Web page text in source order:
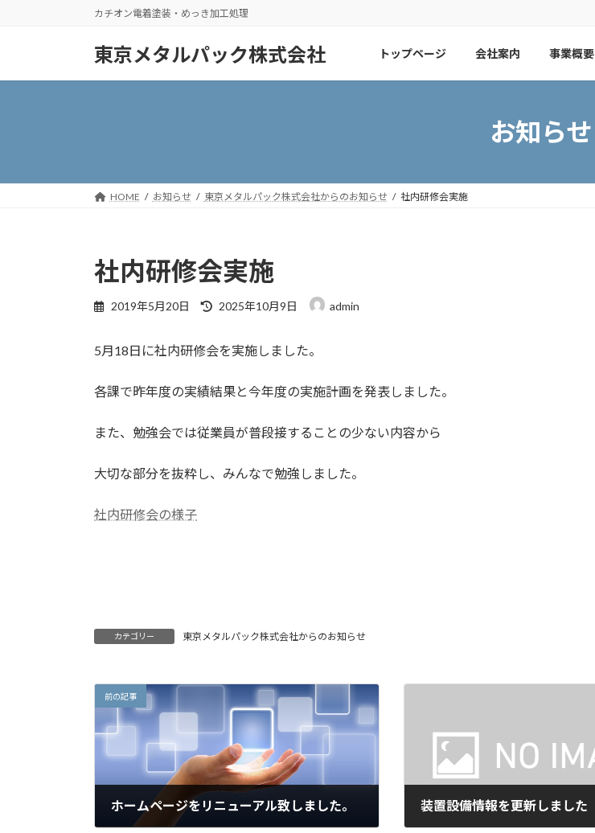
プ
動
カチオン電着塗装・めっき加工処理
東京メタルパック株式会社 トップページ 会社案内 事業概要
お知らせ
HOME お知らせ 東京メタルパック株式会社からのお知らせ 社内研修会実施
社内研修会実施
2019年5月20日
最
新
時
:
2025年10月9日 admin
5月18日に社内研修会を実施しました。
各課で昨年度の実績結果と今年度の実施計画を発表しました。
また、勉強会では従業員が普段接することの少ない内容から
大切な部分を抜粋し、みんなで勉強しました。
社内研修会の様子
カテゴリー 東京メタルパック株式会社からのお知らせ
前の記事
ホームページをリニューアル致しました。 装置設備情報を更新しました